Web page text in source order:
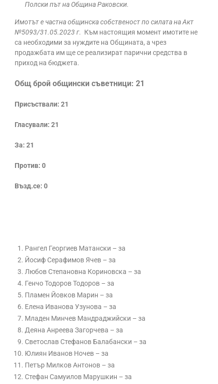
Полски път на Община Раковски.
Имотът е частна общинска собственост по силата на Акт
№5093/31.05.2023 г. Към настоящия момент имотите не
са необходими за нуждите на Общината, а чрез
продажбата им ще се реализират парични средства в
приход на бюджета.
Общ брой общински съветници: 21
Присъствали: 21
Гласували: 21
За: 21
Против: 0
Възд.се: 0
Рангел Георгиев Матански – за
Йосиф Серафимов Ячев – за
Любов Степановна Кориновска – за
Генчо Тодоров Тодоров – за
Пламен Йовков Марин – за
Елена Иванова Узунова – за
Младен Минчев Мандраджийски – за
Деяна Анреева Загорчева – за
Светослав Стефанов Балабански – за
Юлиян Иванов Ночев – за
Петър Милков Антонов – за
Стефан Самуилов Марушкин – за